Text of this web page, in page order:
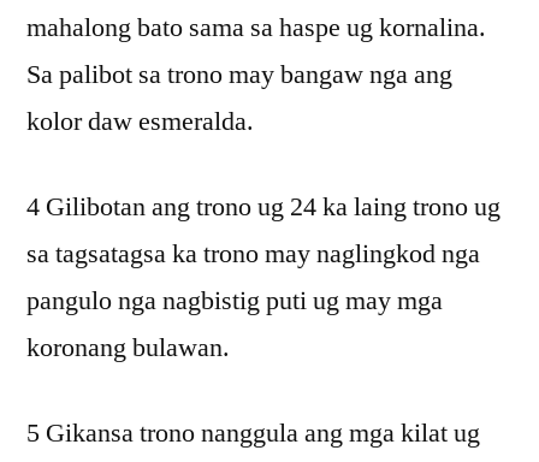
mahalong bato sama sa haspe ug kornalina.
Sa palibot sa trono may bangaw nga ang
kolor daw esmeralda.
4 Gilibotan ang trono ug 24 ka laing trono ug
sa tagsatagsa ka trono may naglingkod nga
pangulo nga nagbistig puti ug may mga
koronang bulawan.
5 Gikansa trono nanggula ang mga kilat ug